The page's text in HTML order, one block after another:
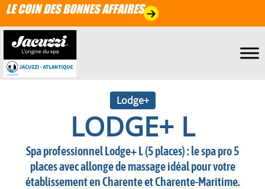
LE COIN DES BONNES AFFAIRES
Lodge+
LODGE+ L
Spa professionnel Lodge+ L (5 places) : le spa pro 5
places avec allonge de massage idéal pour votre
établissement en Charente et Charente-Maritime.